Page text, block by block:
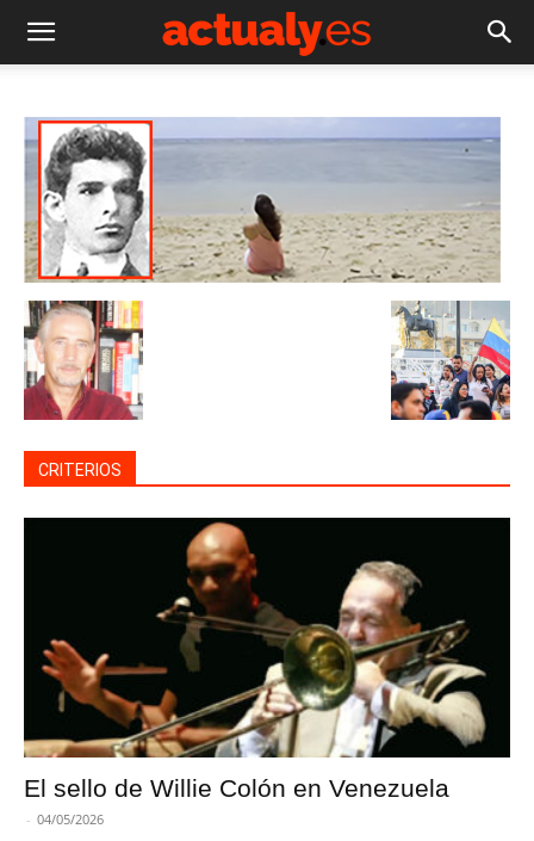
CRITERIOS
El sello de Willie Colón en Venezuela
- 04/05/2026